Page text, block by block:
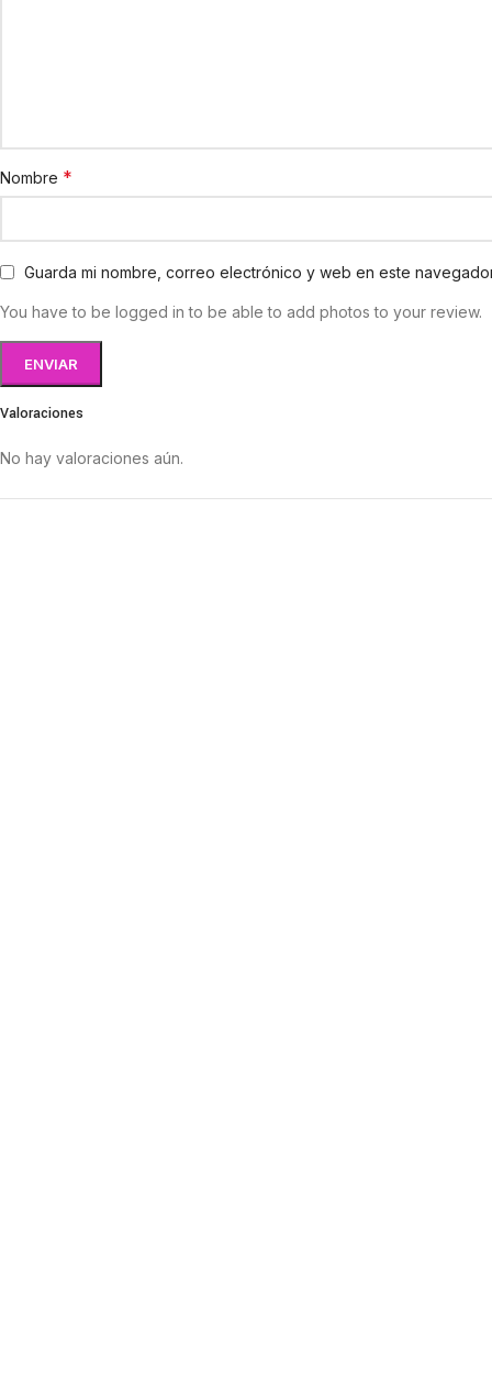
Valoraciones
No hay valoraciones aún.
Nombre *
Guarda mi nombre, correo electrónico y web en este
You have to be logged in to be able to add photos to your review.